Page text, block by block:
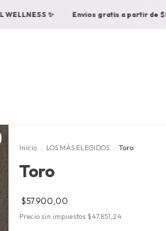
de $50.000 VIBRAS QUE HACEN BIEN
Inicio . LOS MÁS ELEGIDOS . Toro
Toro
$57.900,00
Precio sin impuestos $47.851,24